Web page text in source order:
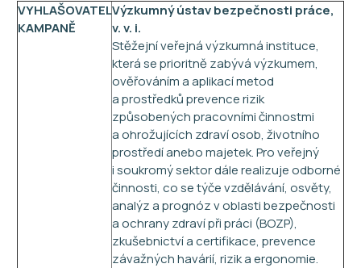
VYHLAŠOVATEL
KAMPANĚ
Výzkumný ústav bezpečnosti práce,
v. v. i.
Stěžejní veřejná výzkumná instituce,
která se prioritně zabývá výzkumem,
ověřováním a aplikací metod
a prostředků prevence rizik
způsobených pracovními činnostmi
a ohrožujících zdraví osob, životního
prostředí anebo majetek. Pro veřejný
i soukromý sektor dále realizuje odborné
činnosti, co se týče vzdělávání, osvěty,
analýz a prognóz v oblasti bezpečnosti
a ochrany zdraví při práci (BOZP),
zkušebnictví a certifikace, prevence
závažných havárií, rizik a ergonomie.